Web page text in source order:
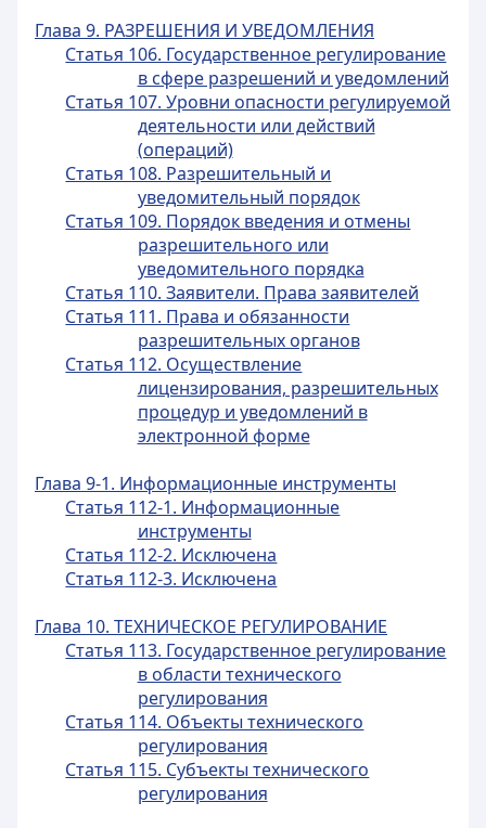
Глава 9. РАЗРЕШЕНИЯ И УВЕДОМЛЕНИЯ
Статья 106. Государственное регулирование
в сфере разрешений и уведомлений
Статья 107. Уровни опасности регулируемой
деятельности или действий
(операций)
Статья 108. Разрешительный и
уведомительный порядок
Статья 109. Порядок введения и отмены
разрешительного или
уведомительного порядка
Статья 110. Заявители. Права заявителей
Статья 111. Права и обязанности
разрешительных органов
Статья 112. Осуществление
лицензирования, разрешительных
процедур и уведомлений в
электронной форме
Глава 9-1. Информационные инструменты
Статья 112-1. Информационные
инструменты
Статья 112-2. Исключена
Статья 112-3. Исключена
Глава 10. ТЕХНИЧЕСКОЕ РЕГУЛИРОВАНИЕ
Статья 113. Государственное регулирование
в области технического
регулирования
Статья 114. Объекты технического
регулирования
Статья 115. Субъекты технического
регулирования